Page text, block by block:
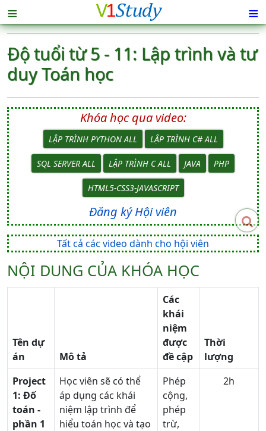
≡ ≡
Độ tuổi từ 5 - 11: Lập trình và tư
duy Toán học
Khóa học qua video:
LẬP TRÌNH PYTHON ALL LẬP TRÌNH C# ALL
SQL SERVER ALL LẬP TRÌNH C ALL JAVA PHP
HTML5-CSS3-JAVASCRIPT
Đăng ký Hội viên
Tất cả các video dành cho hội viên
NỘI DUNG CỦA KHÓA HỌC
Tên dự
án
Mô tả
Các
khái
niệm
được
đề cập
Thời
lượng
Project
1: Đố
toán -
phần 1
Học viên sẽ có thể
áp dụng các khái
niệm lập trình để
hiểu toán học và tạo
Phép
cộng,
phép
trừ,
2h